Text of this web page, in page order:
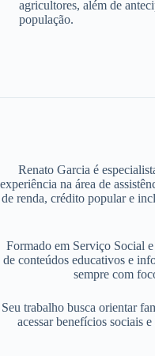
agricultores, além de
população.
Renato Garcia é
experiência na área de
de renda, crédito popular e
Formado em Serviço Social
de conteúdos educativos e
sempre com
Seu trabalho busca orientar
acessar benefícios sociais